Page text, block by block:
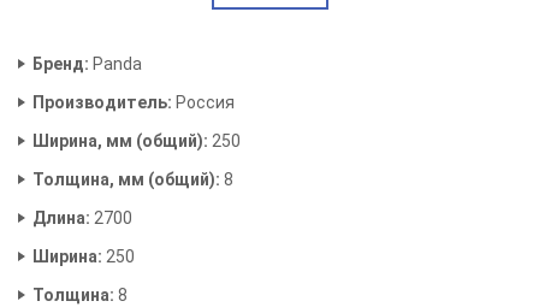
Бренд: Panda
Производитель: Россия
Ширина, мм (общий): 250
Толщина, мм (общий): 8
Длина: 2700
Ширина: 250
Толщина: 8